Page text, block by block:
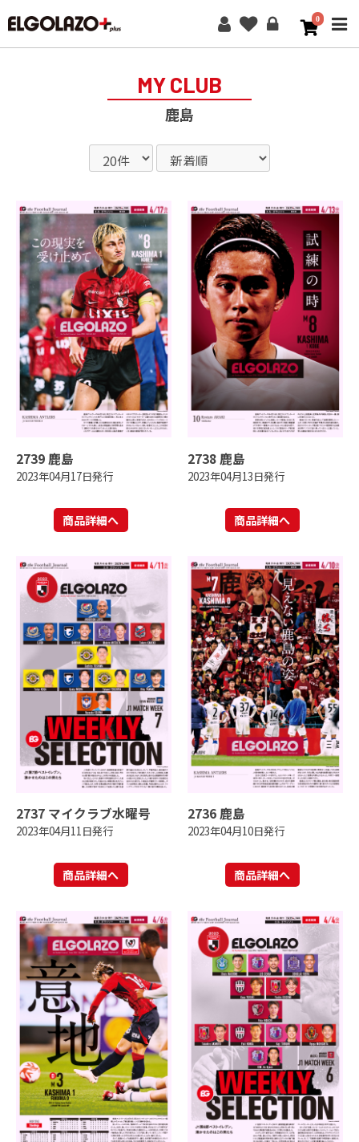
0
MY CLUB
鹿島
2739 鹿島
2023年04月17日発行
商品詳細へ
2738 鹿島
2023年04月13日発行
商品詳細へ
2737 マイクラブ水曜号
2023年04月11日発行
商品詳細へ
2736 鹿島
2023年04月10日発行
商品詳細へ